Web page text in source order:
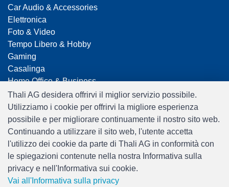
Car Audio & Accessories
Elettronica
Foto & Video
Tempo Libero & Hobby
Gaming
Casalinga
Home Office & Business
Merchandising
Smart Home
Giocattoli
Travel
Thali AG desidera offrirvi il miglior servizio possibile.
Utilizziamo i cookie per offrirvi la migliore esperienza
possibile e per migliorare continuamente il nostro sito web.
Continuando a utilizzare il sito web, l'utente accetta
l'utilizzo dei cookie da parte di Thali AG in conformità con
le spiegazioni contenute nella nostra Informativa sulla
privacy e nell'Informativa sui cookie.
Vai all'Informativa sulla privacy